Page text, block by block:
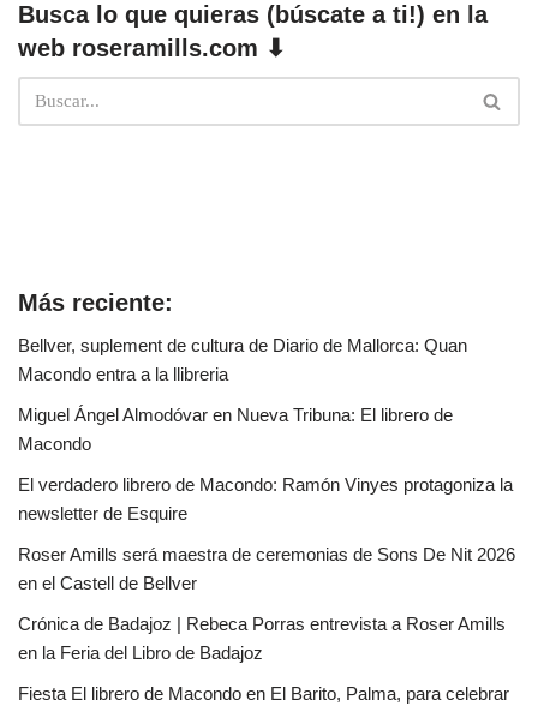
Busca lo que quieras (búscate a ti!) en la
web roseramills.com ⬇
Más reciente:
Bellver, suplement de cultura de Diario de Mallorca: Quan
Macondo entra a la llibreria
Miguel Ángel Almodóvar en Nueva Tribuna: El librero de
Macondo
El verdadero librero de Macondo: Ramón Vinyes protagoniza la
newsletter de Esquire
Roser Amills será maestra de ceremonias de Sons De Nit 2026
en el Castell de Bellver
Crónica de Badajoz | Rebeca Porras entrevista a Roser Amills
en la Feria del Libro de Badajoz
Fiesta El librero de Macondo en El Barito, Palma, para celebrar